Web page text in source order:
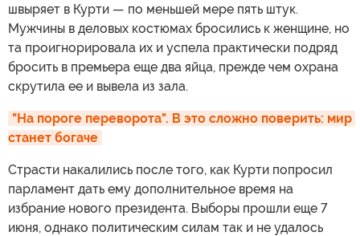
швыряет в Курти — по меньшей мере пять штук.
Мужчины в деловых костюмах бросились к женщине, но
та проигнорировала их и успела практически подряд
бросить в премьера еще два яйца, прежде чем охрана
скрутила ее и вывела из зала.
"На пороге переворота". В это сложно поверить: мир
станет богаче
Страсти накалились после того, как Курти попросил
парламент дать ему дополнительное время на
избрание нового президента. Выборы прошли еще 7
июня, однако политическим силам так и не удалось